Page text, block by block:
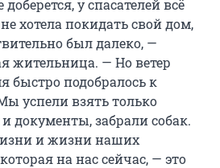
у спасателей всё
хотела покидать свой дом,
был далеко, —
жительница. — Но ветер
быстро подобралось к
успели взять только
документы, забрали собак.
и жизни наших
на нас сейчас, — это